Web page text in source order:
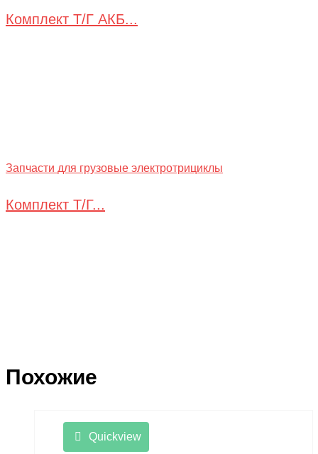
Комплект Т/Г АКБ...
Запчасти для грузовые электротрициклы
Комплект Т/Г...
Похожие
Quickview